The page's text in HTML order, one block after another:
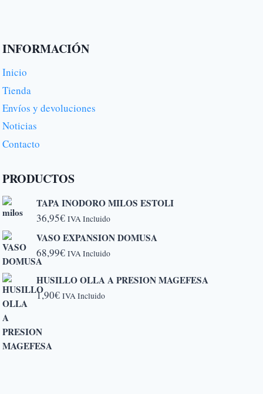
INFORMACIÓN
Inicio
Tienda
Envíos y devoluciones
Noticias
Contacto
PRODUCTOS
TAPA INODORO MILOS ESTOLI
36,95€ IVA Incluido
VASO EXPANSION DOMUSA
68,99€ IVA Incluido
HUSILLO OLLA A PRESION MAGEFESA
1,90€ IVA Incluido